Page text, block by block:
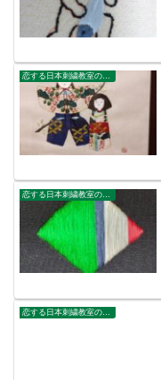
恋する日本刺繍教室のブログ